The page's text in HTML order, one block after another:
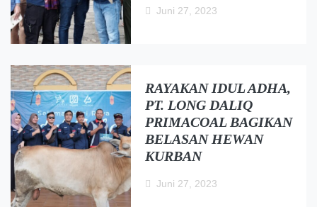
Juni 27, 2023
RAYAKAN IDUL ADHA,
PT. LONG DALIQ
PRIMACOAL BAGIKAN
BELASAN HEWAN
KURBAN
Juni 27, 2023